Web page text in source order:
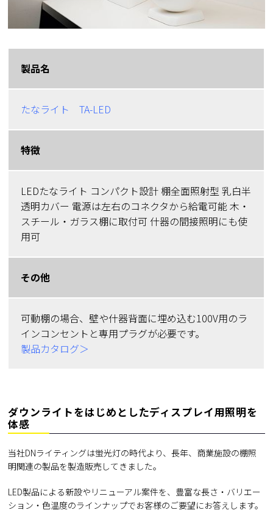
製品名
たなライト TA-LED
特徴
LEDたなライト コンパクト設計 棚全面照射型 乳白半
透明カバー 電源は左右のコネクタから給電可能 木・
スチール・ガラス棚に取付可 什器の間接照明にも使
用可
その他
可動棚の場合、壁や什器背面に埋め込む100V用のラ
インコンセントと専用プラグが必要です。
製品カタログ＞
ダウンライトをはじめとしたディスプレイ用照明を
体感
当社DNライティングは蛍光灯の時代より、長年、商業施設の棚照
明関連の製品を製造販売してきました。
LED製品による新設やリニューアル案件を、豊富な長さ・バリエー
ション・色温度のラインナップでお客様のご要望にお答えします。